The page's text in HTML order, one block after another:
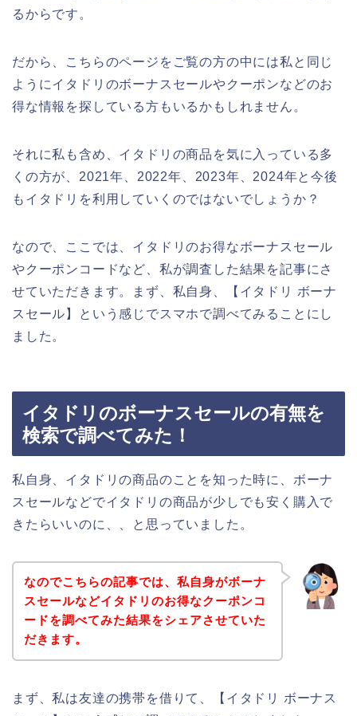
るからです。
だから、こちらのページをご覧の方の中には私と同じ
ようにイタドリのボーナスセールやクーポンなどのお
得な情報を探している方もいるかもしれません。
それに私も含め、イタドリの商品を気に入っている多
くの方が、2021年、2022年、2023年、2024年と今後
もイタドリを利用していくのではないでしょうか？
なので、ここでは、イタドリのお得なボーナスセール
やクーポンコードなど、私が調査した結果を記事にさ
せていただきます。まず、私自身、【イタドリ ボーナ
スセール】という感じでスマホで調べてみることにし
ました。
イタドリのボーナスセールの有無を
検索で調べてみた！
私自身、イタドリの商品のことを知った時に、ボーナ
スセールなどでイタドリの商品が少しでも安く購入で
きたらいいのに、、と思っていました。
なのでこちらの記事では、私自身がボーナ
スセールなどイタドリのお得なクーポンコ
ードを調べてみた結果をシェアさせていた
だきます。
まず、私は友達の携帯を借りて、【イタドリ ボーナス